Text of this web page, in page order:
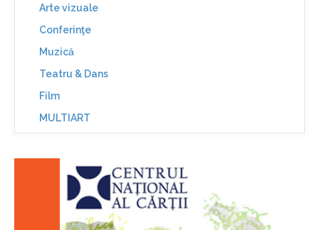
Arte vizuale
Conferinţe
Muzică
Teatru & Dans
Film
MULTIART